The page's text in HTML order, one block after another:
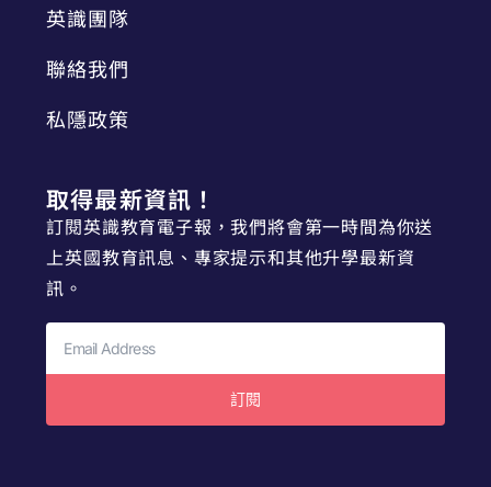
英識團隊
聯絡我們
私隱政策
取得最新資訊！
訂閱英識教育電子報，我們將會第一時間為你送
上英國教育訊息、專家提示和其他升學最新資
訊。
訂閱